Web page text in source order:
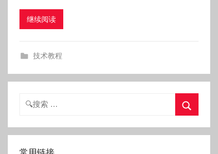
继续阅读
技术教程
搜
索